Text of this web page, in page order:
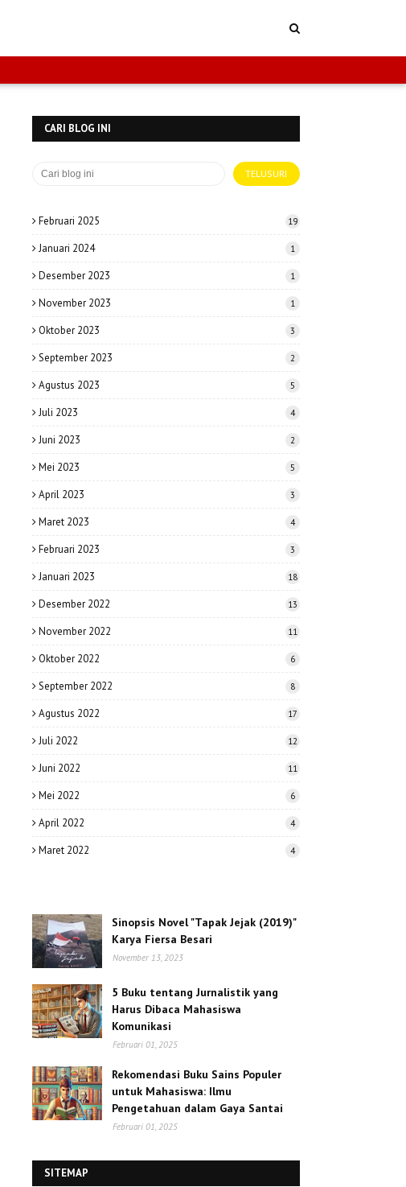
CARI BLOG INI
Februari 2025 19
Januari 2024 1
Desember 2023 1
November 2023 1
Oktober 2023 3
September 2023 2
Agustus 2023 5
Juli 2023 4
Juni 2023 2
Mei 2023 5
April 2023 3
Maret 2023 4
Februari 2023 3
Januari 2023 18
Desember 2022 13
November 2022 11
Oktober 2022 6
September 2022 8
Agustus 2022 17
Juli 2022 12
Juni 2022 11
Mei 2022 6
April 2022 4
Maret 2022 4
Sinopsis Novel "Tapak Jejak (2019)"
Karya Fiersa Besari
November 13, 2023
5 Buku tentang Jurnalistik yang
Harus Dibaca Mahasiswa
Komunikasi
Februari 01, 2025
Rekomendasi Buku Sains Populer
untuk Mahasiswa: Ilmu
Pengetahuan dalam Gaya Santai
Februari 01, 2025
SITEMAP